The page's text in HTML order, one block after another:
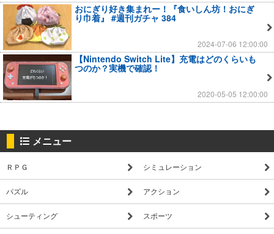
おにぎり好き集まれー！『食いしん坊！おにぎ
り巾着』 #週刊ガチャ 384
2024-07-06 12:00:00
【Nintendo Switch Lite】充電はどのくらいも
つのか？実機で確認！
2020-05-05 12:00:00
メニュー
ＲＰＧ シミュレーション
パズル アクション
シューティング スポーツ